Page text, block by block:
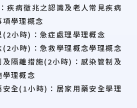
疾病徵兆之認識及老人常見疾病
項學理概念
(2小時)：急症處理學理概念
(2小時)：急救學理概念學理概念
及隔離措施(2小時)：感染管制及
學理概念
安全(1小時)：居家用藥安全學理